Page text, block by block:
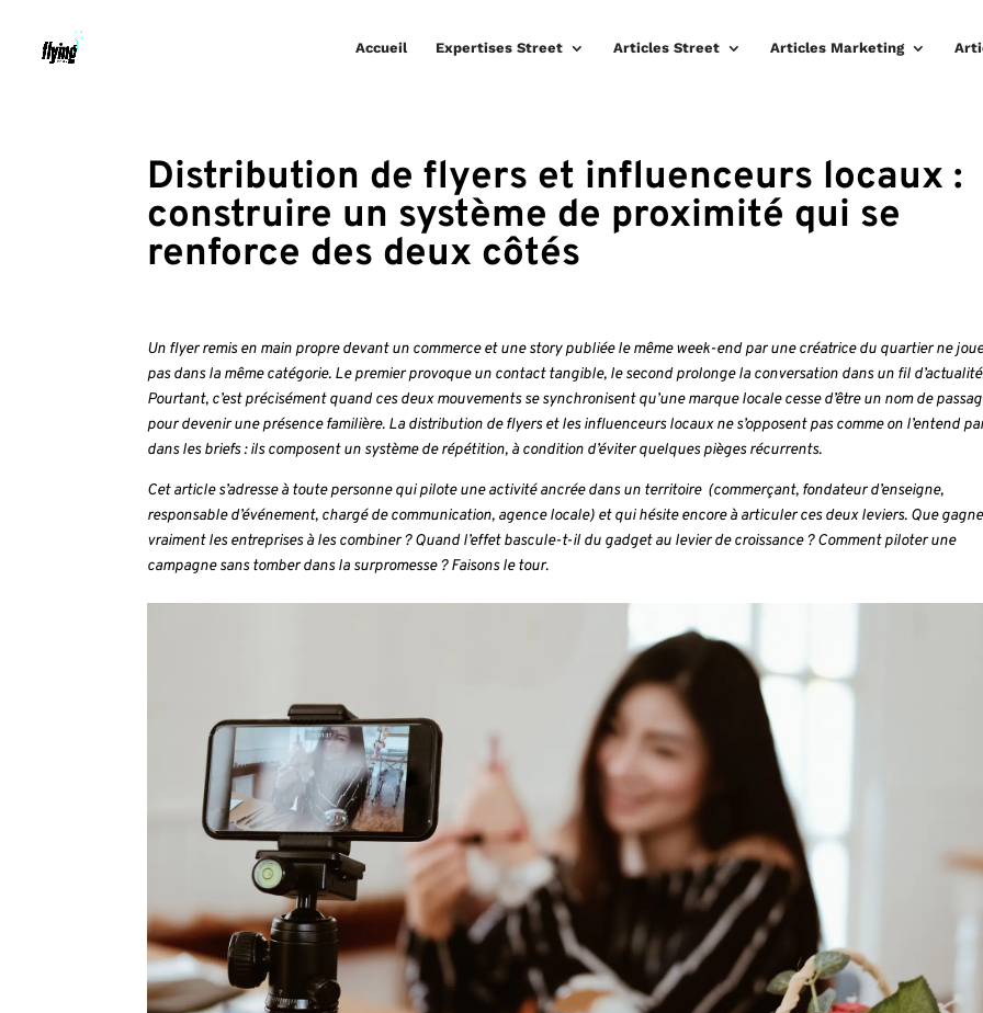
Accueil Expertises Street Articles Street Articles Marketing
Distribution de flyers et influenceurs locaux :
construire un système de proximité qui se
renforce des deux côtés
Un flyer remis en main propre devant un commerce et une story publiée le même week-end par une créatrice du quartier ne
pas dans la même catégorie. Le premier provoque un contact tangible, le second prolonge la conversation dans un fil
Pourtant, c’est précisément quand ces deux mouvements se synchronisent qu’une marque locale cesse d’être un nom de
pour devenir une présence familière. La distribution de flyers et les influenceurs locaux ne s’opposent pas comme on l’entend
dans les briefs : ils composent un système de répétition, à condition d’éviter quelques pièges récurrents.
Cet article s’adresse à toute personne qui pilote une activité ancrée dans un territoire (commerçant, fondateur d’enseigne,
responsable d’événement, chargé de communication, agence locale) et qui hésite encore à articuler ces deux leviers. Que
vraiment les entreprises à les combiner ? Quand l’effet bascule-t-il du gadget au levier de croissance ? Comment piloter une
campagne sans tomber dans la surpromesse ? Faisons le tour.